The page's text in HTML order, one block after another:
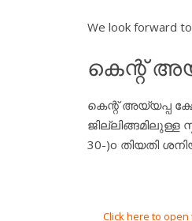
We look forward
കെന്റ്
കെന്റ് അയ്യപ്പ
30-)o തിയതി
Click here to